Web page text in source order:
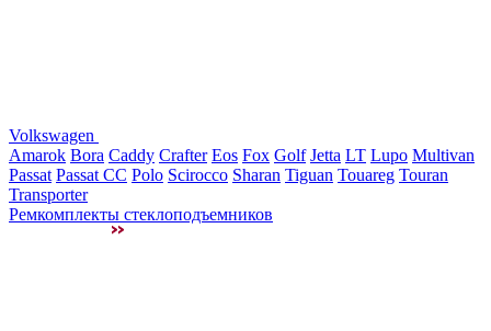
Volkswagen
Amarok Bora Caddy Crafter Eos Fox Golf Jetta LT Lupo Multivan
Passat Passat CC Polo Scirocco Sharan Tiguan Touareg Touran
Transporter
Ремкомплекты стеклоподъемников